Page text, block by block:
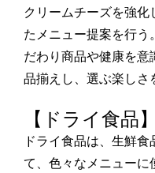
クリームチーズを強
たメニュー提案を行う
だわり商品や健康を
品揃えし、選ぶ楽しさ
【ドライ食品】
ドライ食品は、生鮮
て、色々なメニューに